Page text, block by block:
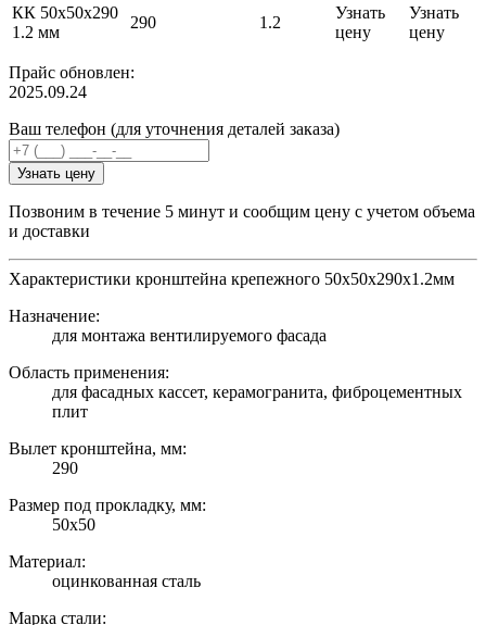
КК 50х50х290
1.2 мм
290 1.2
Узнать
цену
Узнать
цену
Прайс обновлен:
2025.09.24
Ваш телефон (для уточнения деталей заказа)
Узнать цену
Позвоним в течение 5 минут и сообщим цену с учетом объема
и доставки
Характеристики кронштейна крепежного 50х50х290х1.2мм
Назначение:
для монтажа вентилируемого фасада
Область применения:
для фасадных кассет, керамогранита, фиброцементных
плит
Вылет кронштейна, мм:
290
Размер под прокладку, мм:
50х50
Материал:
оцинкованная сталь
Марка стали: